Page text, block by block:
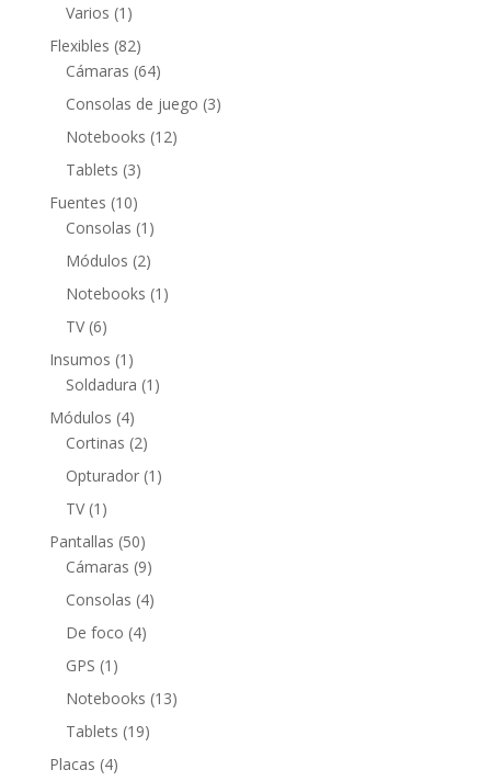
Varios 1 1
producto
Flexibles 8282
productos
Cámaras 6464
productos
Consolas de juego 33
Notebooks 1212
Tablets 33
productos
Fuentes 1010
productos
Consolas 1 1
producto
Módulos 22
productos
Notebooks 1 1
TV 66
productos
Insumos 1 1
producto
Soldadura 1 1
Módulos 44
productos
Cortinas 22
productos
Opturador 1 1
TV 1 1
producto
Pantallas 5050
productos
Cámaras 99
productos
Consolas 44
De foco 44
GPS 1 1
producto
Notebooks 1313
Tablets 1919
Placas 44